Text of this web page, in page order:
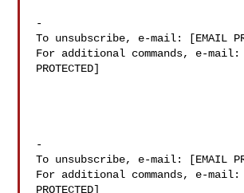
-
To unsubscribe, e-mail: [EMAIL
For additional commands, e-mail:
PROTECTED]
-
To unsubscribe, e-mail: [EMAIL
For additional commands, e-mail:
PROTECTED]